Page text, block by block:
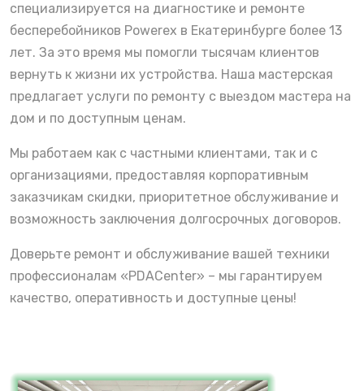
специализируется на диагностике и ремонте
бесперебойников Powerex в Екатеринбурге более 13
лет. За это время мы помогли тысячам клиентов
вернуть к жизни их устройства. Наша мастерская
предлагает услуги по ремонту с выездом мастера на
дом и по доступным ценам.
Мы работаем как с частными клиентами, так и с
организациями, предоставляя корпоративным
заказчикам скидки, приоритетное обслуживание и
возможность заключения долгосрочных договоров.
Доверьте ремонт и обслуживание вашей техники
профессионалам «PDACenter» – мы гарантируем
качество, оперативность и доступные цены!